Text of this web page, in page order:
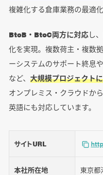
複雑化する倉庫業務の最適化
BtoB・BtoC両方に対応し
化を実現。複数荷主・複数
ーシステムのサポート終息
など、 大規模プロジェクト
オンプレミス・クラウドか
英語にも対応しています。
サイトURL
本社所在地 東京都